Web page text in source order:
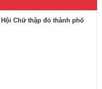
Chữ thập đỏ thành phố